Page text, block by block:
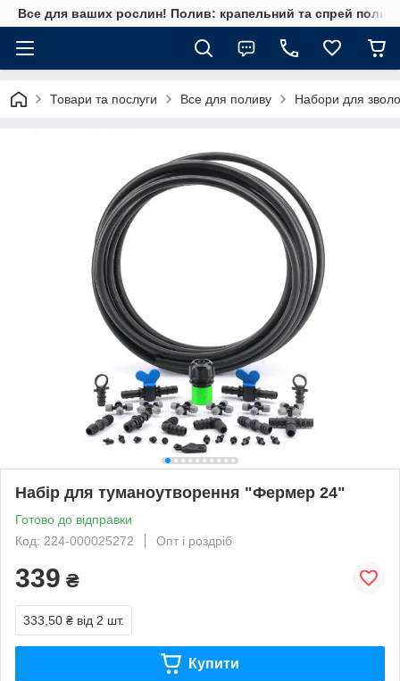
Все для ваших рослин! Полив: крапельний та спрей полив,
Товари та послуги Все для поливу Набори для
Набір для туманоутворення "Фермер 24"
Готово до відправки
Код: 224-000025272
Опт і роздріб
339 ₴
333,50 ₴ від 2 шт.
Купити